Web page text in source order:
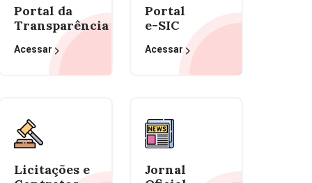
Portal da
Transparência
Acessar
Portal
e-SIC
Acessar
Licitações e
Jornal